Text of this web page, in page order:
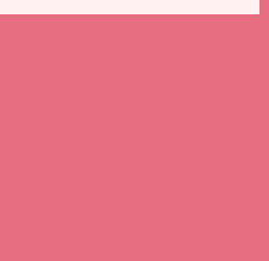
혁신적인 변화에 달려있어